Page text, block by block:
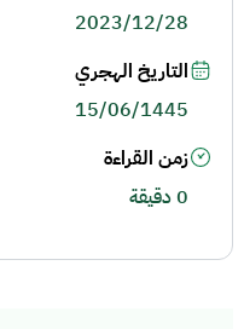
2023/12/28
التاريخ الهجري
15/06/1445
زمن القراءة
0 دقيقة